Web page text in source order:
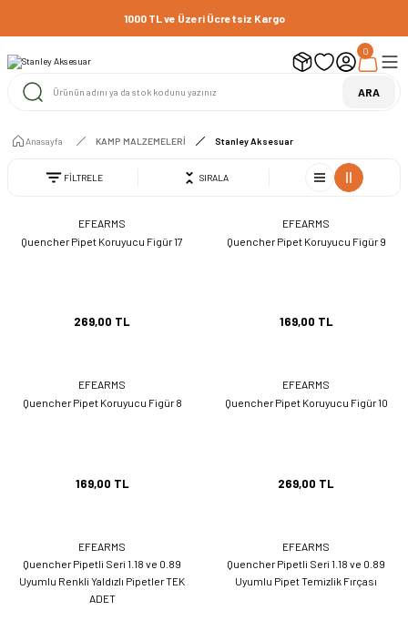
1000 TL ve Üzeri Ücretsiz Kargo
ARA
0
Anasayfa KAMP MALZEMELERİ Stanley Aksesuar
FİLTRELE SIRALA
EFEARMS
Quencher Pipet Koruyucu Figür 17
269,00 TL
EFEARMS
Quencher Pipet Koruyucu Figür 9
169,00 TL
EFEARMS
Quencher Pipet Koruyucu Figür 8
169,00 TL
EFEARMS
Quencher Pipet Koruyucu Figür 10
269,00 TL
EFEARMS
Quencher Pipetli Seri 1.18 ve 0.89
Uyumlu Renkli Yaldızlı Pipetler TEK
ADET
EFEARMS
Quencher Pipetli Seri 1.18 ve 0.89
Uyumlu Pipet Temizlik Fırçası